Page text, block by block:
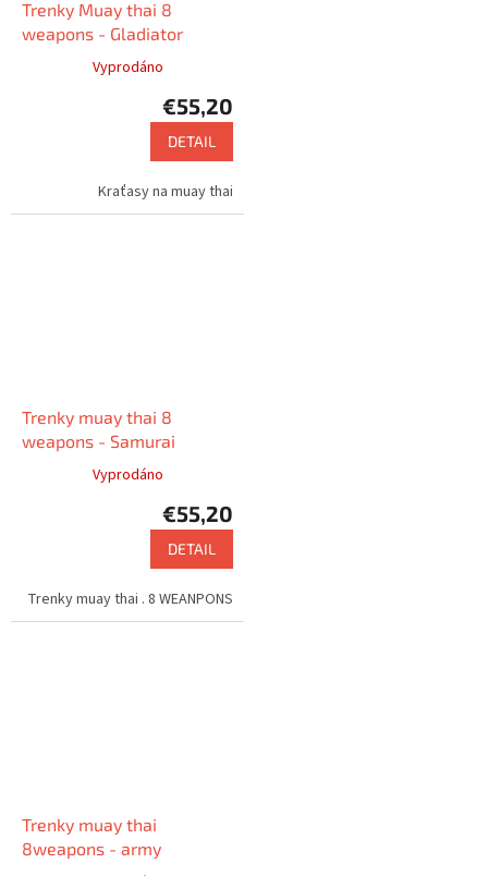
Trenky Muay thai 8
weapons - Gladiator
Vyprodáno
€55,20
DETAIL
Kraťasy na muay thai
Trenky muay thai 8
weapons - Samurai
Vyprodáno
€55,20
DETAIL
Trenky muay thai . 8 WEANPONS
Trenky muay thai
8weapons - army